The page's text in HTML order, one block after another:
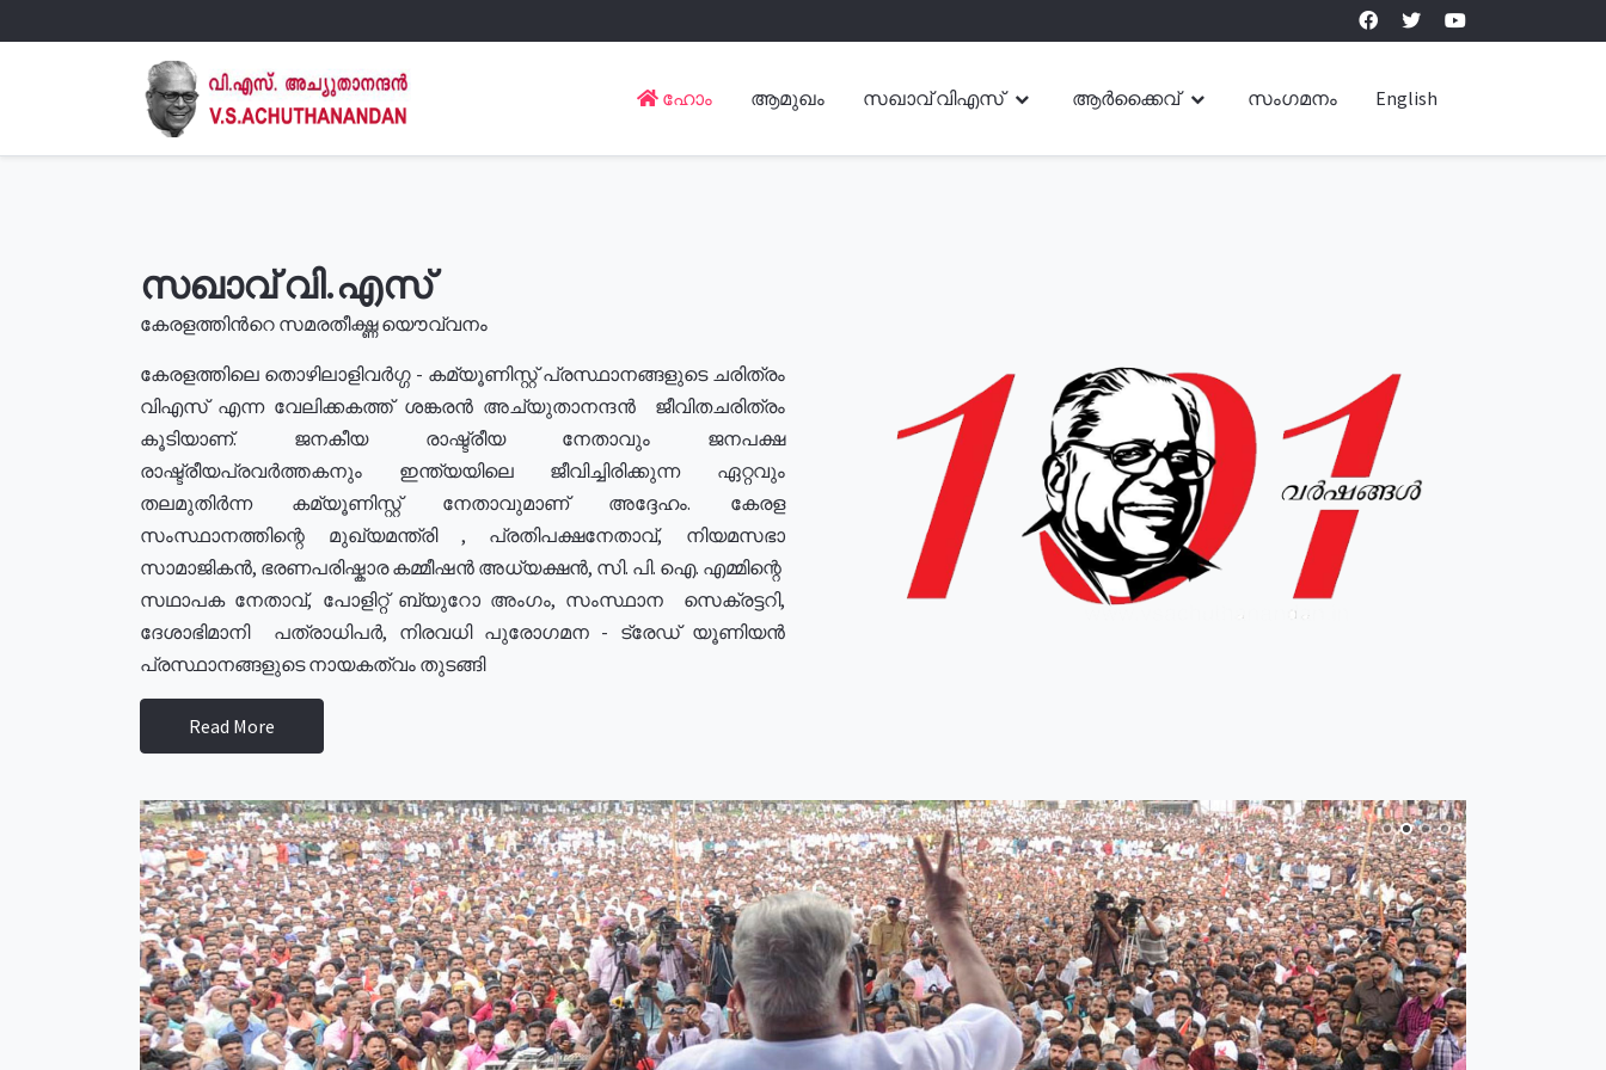
ഹോം ആമുഖം സഖാവ് വിഎസ് ആർക്കൈവ് സംഗമനം English
സഖാവ് വി.എസ്
കേരളത്തിൻറെ സമരതീക്ഷ്ണ യൌവ്വനം
കേരളത്തിലെ തൊഴിലാളിവർഗ്ഗ - കമ്യൂണിസ്റ്റ് പ്രസ്ഥാനങ്ങളുടെ ചരിത്രം
വിഎസ് എന്ന വേലിക്കകത്ത് ശങ്കരൻ അച്യുതാനന്ദൻ ജീവിതചരിത്രം
കൂടിയാണ്. ജനകീയ രാഷ്ട്രീയ നേതാവും ജനപക്ഷ
രാഷ്ട്രീയപ്രവർത്തകനും ഇന്ത്യയിലെ ജീവിച്ചിരിക്കുന്ന ഏറ്റവും
തലമുതിർന്ന കമ്യൂണിസ്റ്റ് നേതാവുമാണ് അദ്ദേഹം. കേരള
സംസ്ഥാനത്തിന്റെ മുഖ്യമന്ത്രി , പ്രതിപക്ഷനേതാവ്, നിയമസഭാ
സാമാജികൻ, ഭരണപരിഷ്കാര കമ്മീഷൻ അധ്യക്ഷൻ, സി. പി. ഐ. എമ്മിന്റെ
സഥാപക നേതാവ്, പോളിറ്റ് ബ്യുറോ അംഗം, സംസ്ഥാന സെക്രട്ടറി,
ദേശാഭിമാനി പത്രാധിപർ, നിരവധി പുരോഗമന - ട്രേഡ് യൂണിയൻ
പ്രസ്ഥാനങ്ങളുടെ നായകത്വം തുടങ്ങി
Read More